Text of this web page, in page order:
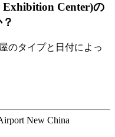
Center)の
のタイプと日付によっ
New China